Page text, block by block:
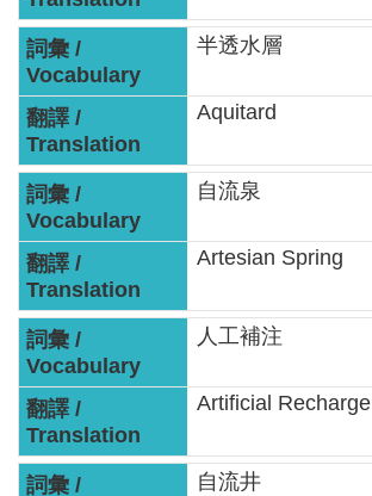
性
平
專
區
English
RSS
互
動
交
流
專
屬
半透水層
Aquitard
自流泉
Artesian Spring
人工補注
Artificial Recharge
自流井